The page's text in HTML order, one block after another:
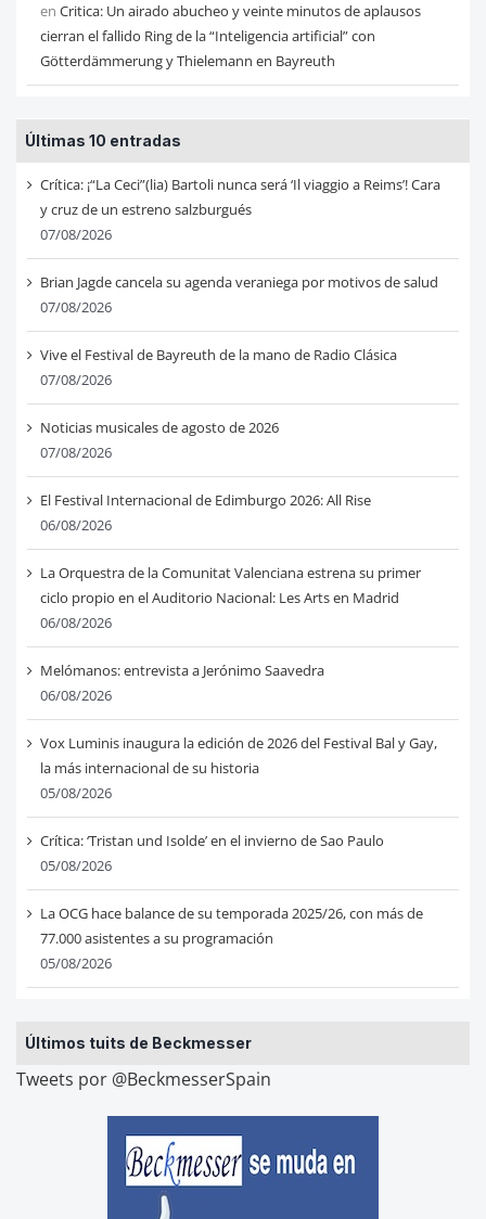
en Critica: Un airado abucheo y veinte minutos de aplausos
cierran el fallido Ring de la “Inteligencia artificial” con
Götterdämmerung y Thielemann en Bayreuth
Últimas 10 entradas
Crítica: ¡“La Ceci”(lia) Bartoli nunca será ‘Il viaggio a Reims’! Cara
y cruz de un estreno salzburgués
07/08/2026
Brian Jagde cancela su agenda veraniega por motivos de salud
07/08/2026
Vive el Festival de Bayreuth de la mano de Radio Clásica
07/08/2026
Noticias musicales de agosto de 2026
07/08/2026
El Festival Internacional de Edimburgo 2026: All Rise
06/08/2026
La Orquestra de la Comunitat Valenciana estrena su primer
ciclo propio en el Auditorio Nacional: Les Arts en Madrid
06/08/2026
Melómanos: entrevista a Jerónimo Saavedra
06/08/2026
Vox Luminis inaugura la edición de 2026 del Festival Bal y Gay,
la más internacional de su historia
05/08/2026
Crítica: ‘Tristan und Isolde’ en el invierno de Sao Paulo
05/08/2026
La OCG hace balance de su temporada 2025/26, con más de
77.000 asistentes a su programación
05/08/2026
Últimos tuits de Beckmesser
Tweets por @BeckmesserSpain